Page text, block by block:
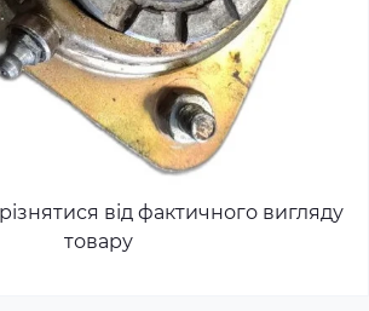
від фактичного вигляду
товару